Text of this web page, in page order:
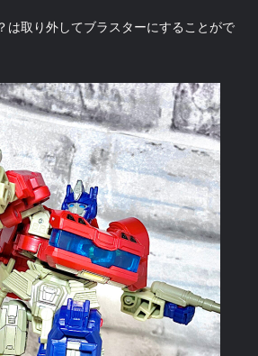
は取り外してブラスターにすることがで